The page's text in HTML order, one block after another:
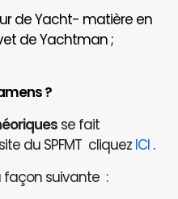
de Yacht- matière en
de Yachtman ;
?
se fait
du SPFMT cliquez ICI .
façon suivante :